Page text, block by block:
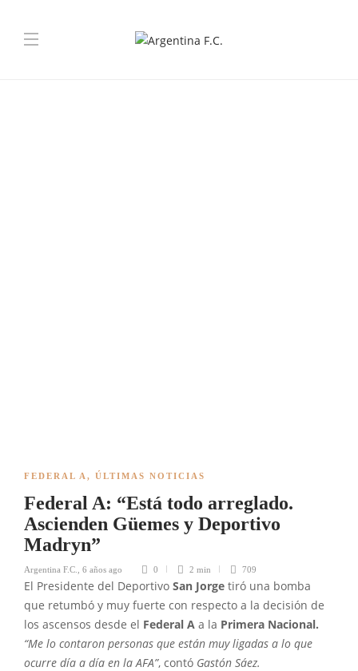
FEDERAL A , ÚLTIMAS NOTICIAS
Federal A: “Está todo arreglado.
Ascienden Güemes y Deportivo
Madryn”
Argentina F.C. 6 años ago 0 2 min 709
El Presidente del Deportivo San Jorge tiró una bomba
que retumbó y muy fuerte con respecto a la decisión de
los ascensos desde el Federal A a la Primera Nacional.
“Me lo contaron personas que están muy ligadas a lo que
ocurre día a día en la AFA”, contó Gastón Sáez.